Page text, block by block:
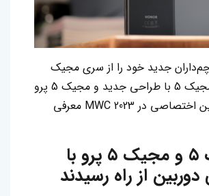
جدید خود را از سری مجیک
رونمایی کرد. مجیک 5 با طراحی جدید و مجیک 5 پرو
با سنسور دوربین اختصاصی در MWC 2023 معرفی
آنر مجیک ۵ و مجیک ۵ پرو با
دوربین از راه رسیدند